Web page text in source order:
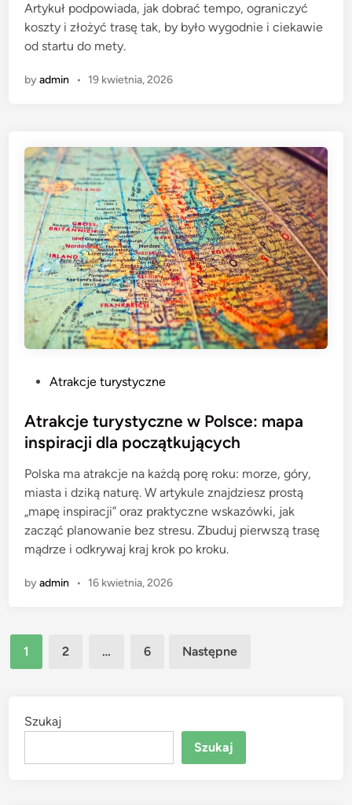
n
Artykuł podpowiada, jak dobrać tempo, ograniczyć
koszty i złożyć trasę tak, by było wygodnie i ciekawie
od startu do mety.
byadmin • 19 kwietnia, 2026
s
t
d
i
n
Atrakcje turystyczne
Atrakcje turystyczne w Polsce: mapa
inspiracji dla początkujących
Polska ma atrakcje na każdą porę roku: morze, góry,
miasta i dziką naturę. W artykule znajdziesz prostą
„mapę inspiracji” oraz praktyczne wskazówki, jak
zacząć planowanie bez stresu. Zbuduj pierwszą trasę
mądrze i odkrywaj kraj krok po kroku.
byadmin • 16 kwietnia, 2026
Stronicowanie
wpisów
1 2 … 6 Następne
Szukaj
Szukaj